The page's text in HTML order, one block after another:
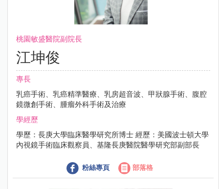
桃園敏盛醫院副院長
江坤俊
專長
乳癌手術、乳癌精準醫療、乳房超音波、甲狀腺手術、腹腔
鏡微創手術、腫瘤外科手術及治療
學經歷
學歷：長庚大學臨床醫學研究所博士 經歷：美國波士頓大學
內視鏡手術臨床觀察員、基隆長庚醫院醫學研究部副部長
粉絲專頁 部落格